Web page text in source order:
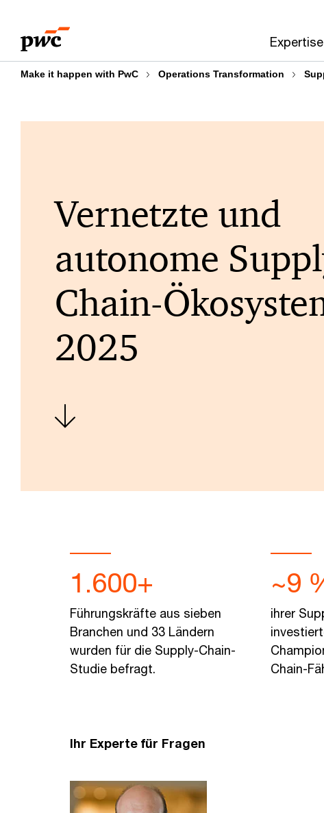
content
footer
Expertise
Make it happen with PwC Operations Transformation
Vernetzte und
autonome
Chain-
2025
1.600+
Führungskräfte aus sieben
Branchen und 33 Ländern
wurden für die Supply-Chain-
Studie befragt.
~9
ihrer
Chain-
Ihr Experte für Fragen